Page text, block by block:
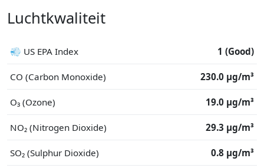
Luchtkwaliteit
💨 US EPA Index 1 (Good)
CO (Carbon Monoxide) 230.0 μg/m³
O₃ (Ozone) 19.0 μg/m³
NO₂ (Nitrogen Dioxide) 29.3 μg/m³
SO₂ (Sulphur Dioxide) 0.8 μg/m³